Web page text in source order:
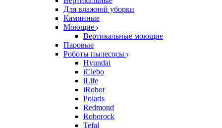
Для влажной уборки
Каминные
Моющие
Вертикальные моющие
Паровые
Роботы пылесосы
Hyundai
iClebo
iLife
iRobot
Polaris
Redmond
Roborock
Tefal